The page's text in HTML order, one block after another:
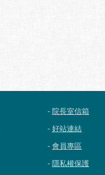
- 院長室信箱
- 好站連結
- 會員專區
- 隱私權保護